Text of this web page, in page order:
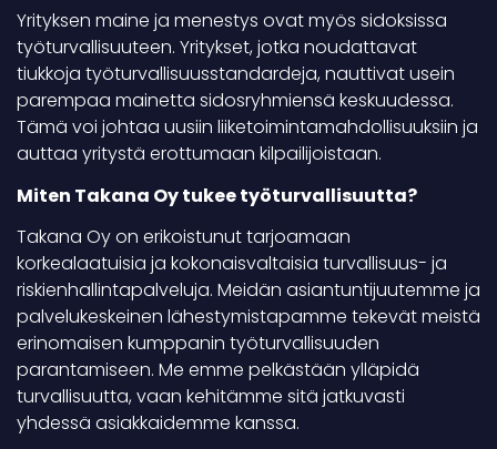
Yrityksen maine ja menestys ovat myös sidoksissa
työturvallisuuteen. Yritykset, jotka noudattavat
tiukkoja työturvallisuusstandardeja, nauttivat usein
parempaa mainetta sidosryhmiensä keskuudessa.
Tämä voi johtaa uusiin liiketoimintamahdollisuuksiin ja
auttaa yritystä erottumaan kilpailijoistaan.
Miten Takana Oy tukee työturvallisuutta?
Takana Oy on erikoistunut tarjoamaan
korkealaatuisia ja kokonaisvaltaisia turvallisuus- ja
riskienhallintapalveluja. Meidän asiantuntijuutemme ja
palvelukeskeinen lähestymistapamme tekevät meistä
erinomaisen kumppanin työturvallisuuden
parantamiseen. Me emme pelkästään ylläpidä
turvallisuutta, vaan kehitämme sitä jatkuvasti
yhdessä asiakkaidemme kanssa.